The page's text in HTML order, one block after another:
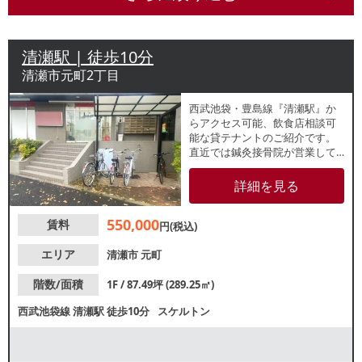
清瀬駅 | 徒歩10分
清瀬市元町2丁目
⻄武池袋・豊島線『清瀬駅』か
らアクセス可能、飲食店相談可
能な貸テナントのご紹介です。
直近では鍼灸接骨院が営業して
いました。志木街道沿い1階路面
店！前面ガラス張りのため視認
性良好です。周辺には公園や学
が見込めます。整体・マッサー
詳細を見る
賃料 550,000円(税込)
エリア
清瀬市元町
階数/面積
1F / 87.49坪 (289.25㎡)
西武池袋線清瀬駅徒歩10分 スケルトン